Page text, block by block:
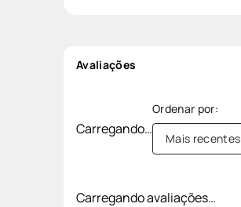
Avaliações
Carregando…
Mais recentes
Carregando avaliações…